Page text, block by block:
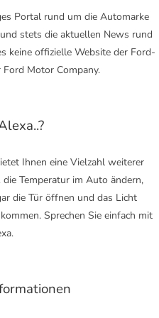
Portal rund um die Automarke
stets die aktuellen News rund
keine offizielle Website der Ford-
Motor Company.
Ihnen eine Vielzahl weiterer
Temperatur im Auto ändern,
die Tür öffnen und das Licht
Sprechen Sie einfach mit